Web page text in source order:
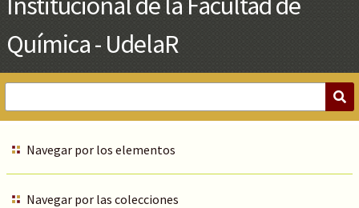
Navegar por los elementos
Navegar por las colecciones